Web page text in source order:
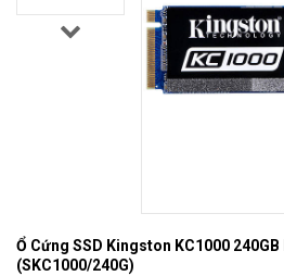
Ổ Cứng SSD Kingston KC1000
(SKC1000/240G)